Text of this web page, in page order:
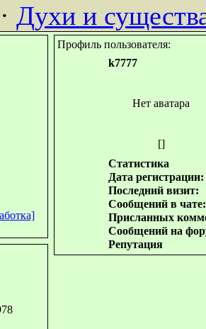
· Духи и
Профиль пользователя:
k7777
Нет аватара
[]
Статистика
Дата регистрации:
Последний визит:
Сообщений в чате:
Присланных
Сообщений на
Репутация